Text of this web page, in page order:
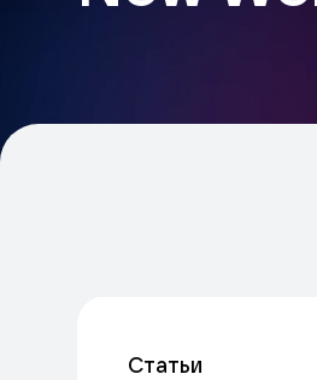
Статьи